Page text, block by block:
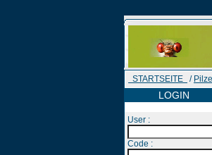
STARTSEITE / Pilze
LOGIN
User :
Code :